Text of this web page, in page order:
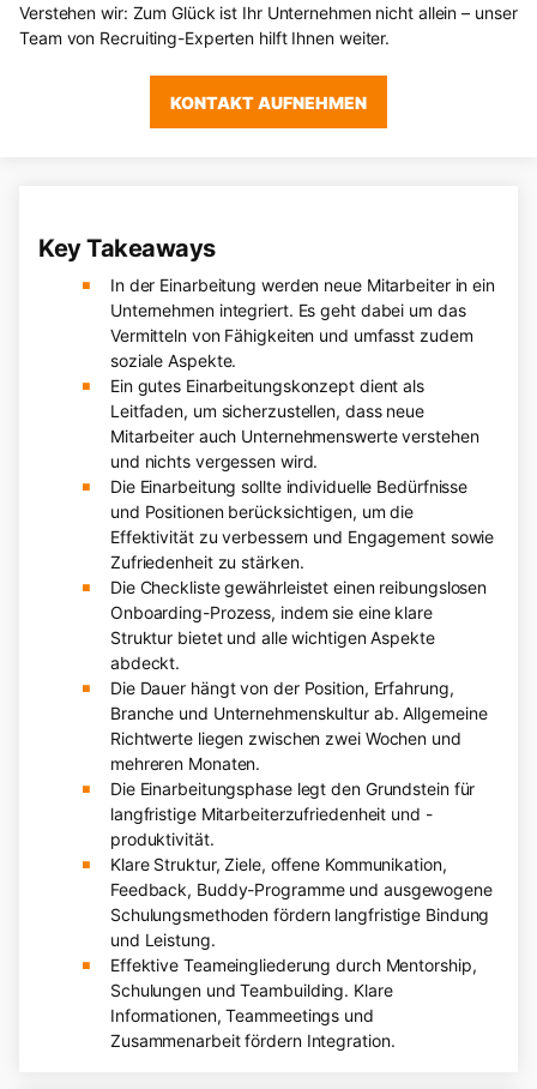
Verstehen wir: Zum Glück ist Ihr Unternehmen nicht allein – unser
Team von Recruiting-Experten hilft Ihnen weiter.
KONTAKT AUFNEHMEN
Key Takeaways
In der Einarbeitung werden neue Mitarbeiter in ein
Unternehmen integriert. Es geht dabei um das
Vermitteln von Fähigkeiten und umfasst zudem
soziale Aspekte.
Ein gutes Einarbeitungskonzept dient als
Leitfaden, um sicherzustellen, dass neue
Mitarbeiter auch Unternehmenswerte verstehen
und nichts vergessen wird.
Die Einarbeitung sollte individuelle Bedürfnisse
und Positionen berücksichtigen, um die
Effektivität zu verbessern und Engagement sowie
Zufriedenheit zu stärken.
Die Checkliste gewährleistet einen reibungslosen
Onboarding-Prozess, indem sie eine klare
Struktur bietet und alle wichtigen Aspekte
abdeckt.
Die Dauer hängt von der Position, Erfahrung,
Branche und Unternehmenskultur ab. Allgemeine
Richtwerte liegen zwischen zwei Wochen und
mehreren Monaten.
Die Einarbeitungsphase legt den Grundstein für
langfristige Mitarbeiterzufriedenheit und -
produktivität.
Klare Struktur, Ziele, offene Kommunikation,
Feedback, Buddy-Programme und ausgewogene
Schulungsmethoden fördern langfristige Bindung
und Leistung.
Effektive Teameingliederung durch Mentorship,
Schulungen und Teambuilding. Klare
Informationen, Teammeetings und
Zusammenarbeit fördern Integration.